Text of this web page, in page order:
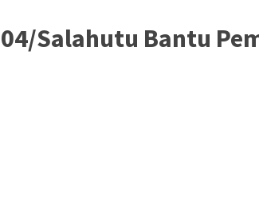
Salahutu Bantu